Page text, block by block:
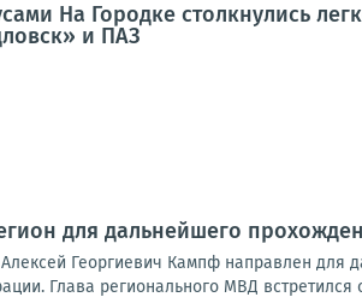
На Городке столкнулись
и ПАЗ
для дальнейшего
Георгиевич Кампф направлен для
Глава регионального МВД встретился